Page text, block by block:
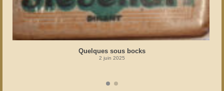
Quelques sous bocks
2 juin 2025